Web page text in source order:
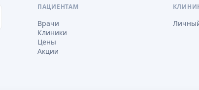
ПАЦИЕНТАМ
Врачи
Клиники
Цены
Акции